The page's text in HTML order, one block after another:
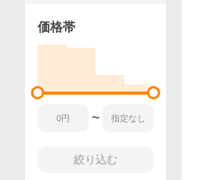
価格帯
〜
絞り込む